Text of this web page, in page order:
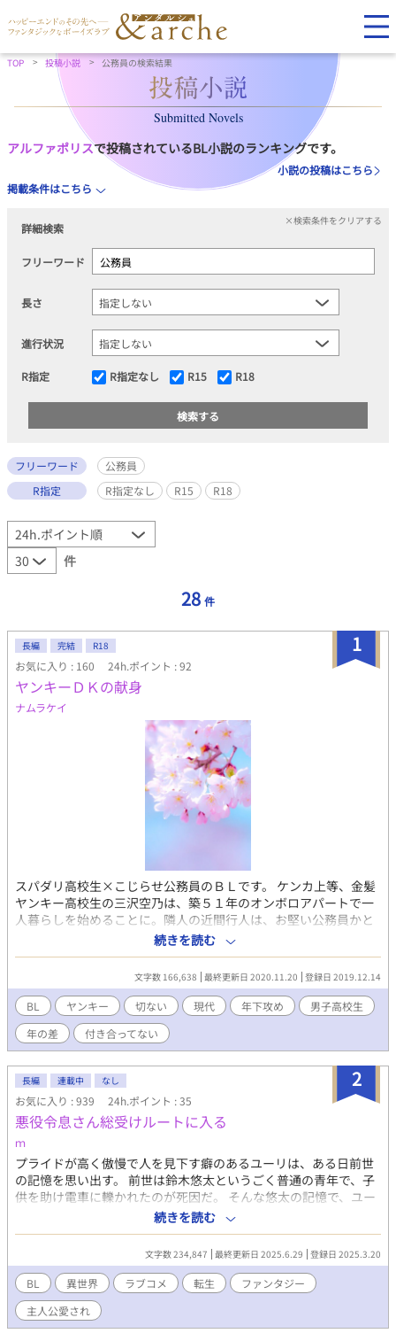
TOP 投稿小説 公務員の検索結果
Submitted Novels
アルファポリスで投稿されているBL小説のランキングです。
小説の投稿はこちら
掲載条件はこちら
詳細検索
×検索条件をクリアする
フリーワード
長さ
進行状況
R指定 R指定なし R15 R18
フリーワード
公務員
R指定
R指定なし R15 R18
件
28 件
1
長編 完結 R18
お気に入り : 160 24h.ポイント : 92
ヤンキーＤＫの献身
ナムラケイ
スパダリ高校生×こじらせ公務員のＢＬです。 ケンカ上等、金髪
ヤンキー高校生の三沢空乃は、築５１年のオンボロアパートで一
人暮らしを始めることに。隣人の近間行人は、お堅い公務員かと
思いきや、夜な夜な違う男と寝ているビッチ系ネコで…。 性描写
があるものには、タイトルに★をつけています。 行人の兄が主人
公の「戦闘機乗りの劣情」（完結済み）も掲載しています。
続きを読む
文字数 166,638 最終更新日 2020.11.20 登録日 2019.12.14
BL ヤンキー 切ない 現代 年下攻め
男子高校生
年の差
付き合ってない
2
長編 連載中 なし
お気に入り : 939 24h.ポイント : 35
悪役令息さん総受けルートに入る
ｍ
プライドが高く傲慢で人を見下す癖のあるユーリは、ある日前世
の記憶を思い出す。 前世は鈴木悠太というごく普通の青年で、子
供を助け電車に轢かれたのが死因だ。 そんな悠太の記憶で、ユー
リは自分がとある乙女ゲームの悪役、それも雑魚死するタイプの
敵だと知る。 しかも、物語通りなら自分の享年は十七歳だ。なん
と前世よりも短い人生である。 自分の中の見知らぬ男の性格と自
分の性格の悪さが混ざって新生ユーリ・アーヴィンとなったユー
リは、せめて前世の死亡年齢を越えることを目標に脱・クソ雑魚
悪役令息を目指すことにした。 地味で平穏な人生を送るべく、と
りあえず定時退社が出来て給料が安定する国家公務員を将来の夢
に設定した。
続きを読む
文字数 234,847 最終更新日 2025.6.29 登録日 2025.3.20
BL 異世界 ラブコメ 転生
ファンタジー
主人公愛され